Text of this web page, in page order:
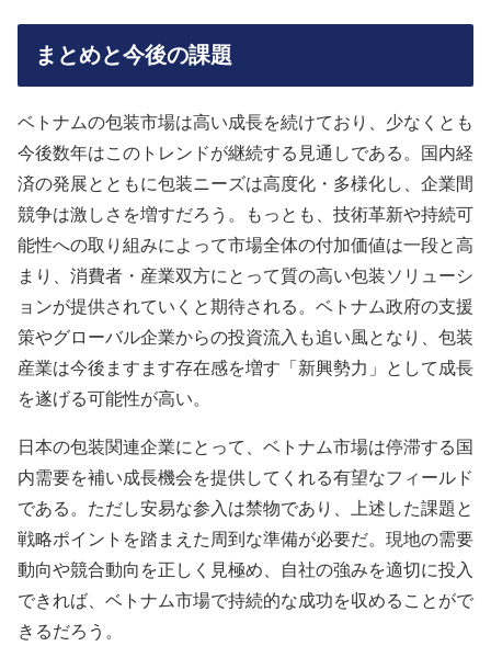
まとめと今後の課題
ベトナムの包装市場は高い成長を続けており、少なくとも
今後数年はこのトレンドが継続する見通しである。国内経
済の発展とともに包装ニーズは高度化・多様化し、企業間
競争は激しさを増すだろう。もっとも、技術革新や持続可
能性への取り組みによって市場全体の付加価値は一段と高
まり、消費者・産業双方にとって質の高い包装ソリューシ
ョンが提供されていくと期待される。ベトナム政府の支援
策やグローバル企業からの投資流入も追い風となり、包装
産業は今後ますます存在感を増す「新興勢力」として成長
を遂げる可能性が高い。
日本の包装関連企業にとって、ベトナム市場は停滞する国
内需要を補い成長機会を提供してくれる有望なフィールド
である。ただし安易な参入は禁物であり、上述した課題と
戦略ポイントを踏まえた周到な準備が必要だ。現地の需要
動向や競合動向を正しく見極め、自社の強みを適切に投入
できれば、ベトナム市場で持続的な成功を収めることがで
きるだろう。